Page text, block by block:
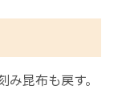
昆布も戻す。